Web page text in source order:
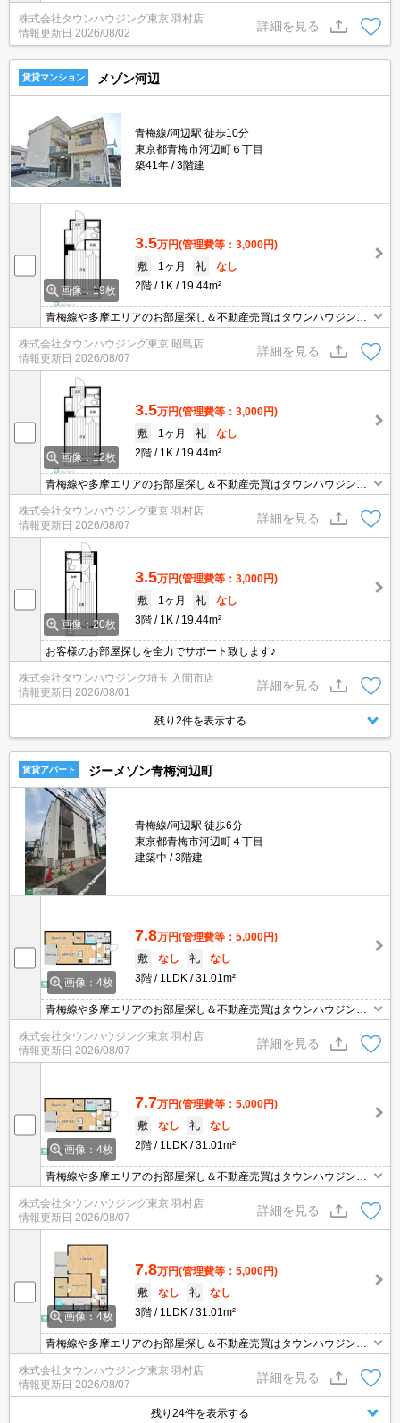
せを！ご来店時無料駐車場ご用意あります！
株式会社タウンハウジング東京 羽村店
情報更新日 2026/08/02
詳細を見る
賃貸マンション メゾン河辺
青梅線/河辺駅 徒歩10分
東京都青梅市河辺町６丁目
築41年
3階建
画像：19枚
3.5万円(管理費等：3,000円)
敷
1ヶ月 礼
なし
2階
1K 19.44m²
青梅線や多摩エリアのお部屋探し＆不動産売買はタウンハウジング
羽村店にお任せを！ご来店時無料駐車場ご用意あります！
株式会社タウンハウジング東京 昭島店
情報更新日 2026/08/07
詳細を見る
画像：12枚
3.5万円(管理費等：3,000円)
敷
1ヶ月 礼
なし
2階
1K 19.44m²
青梅線や多摩エリアのお部屋探し＆不動産売買はタウンハウジング
羽村店にお任せを！ご来店時無料駐車場ご用意あります！
株式会社タウンハウジング東京 羽村店
情報更新日 2026/08/07
詳細を見る
画像：20枚
3.5万円(管理費等：3,000円)
敷
1ヶ月 礼
なし
3階
1K 19.44m²
お客様のお部屋探しを全力でサポート致します♪
株式会社タウンハウジング埼玉 入間市店
情報更新日 2026/08/01
詳細を見る
残り2件を表示する
賃貸アパート ジーメゾン青梅河辺町
青梅線/河辺駅 徒歩6分
東京都青梅市河辺町４丁目
建築中
3階建
画像：4枚
7.8万円(管理費等：5,000円)
敷
なし 礼
なし
3階
1LDK 31.01m²
青梅線や多摩エリアのお部屋探し＆不動産売買はタウンハウジング
羽村店にお任せを！ご来店時無料駐車場ご用意あります！
株式会社タウンハウジング東京 羽村店
情報更新日 2026/08/07
詳細を見る
画像：4枚
7.7万円(管理費等：5,000円)
敷
なし 礼
なし
2階
1LDK 31.01m²
青梅線や多摩エリアのお部屋探し＆不動産売買はタウンハウジング
羽村店にお任せを！ご来店時無料駐車場ご用意あります！
株式会社タウンハウジング東京 羽村店
情報更新日 2026/08/07
詳細を見る
画像：4枚
7.8万円(管理費等：5,000円)
敷
なし 礼
なし
3階
1LDK 31.01m²
青梅線や多摩エリアのお部屋探し＆不動産売買はタウンハウジング
羽村店にお任せを！ご来店時無料駐車場ご用意あります！
株式会社タウンハウジング東京 羽村店
情報更新日 2026/08/07
詳細を見る
残り24件を表示する